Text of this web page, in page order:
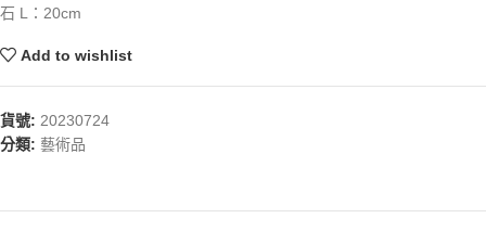
石 L：20cm
Add to wishlist
貨號: 20230724
分類: 藝術品